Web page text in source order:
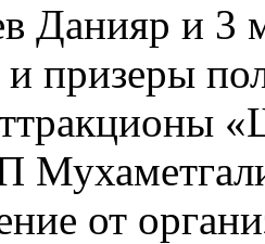
Данияр и
и призеры
от